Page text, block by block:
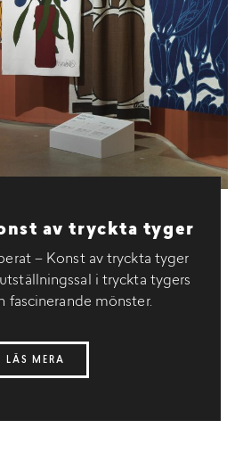
av tryckta tyger
– Konst av tryckta tyger
i tryckta tygers
fascinerande mönster.
LÄS MERA